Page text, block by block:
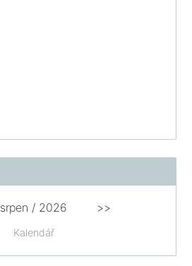
Kalendář
srpen / 2026 >>